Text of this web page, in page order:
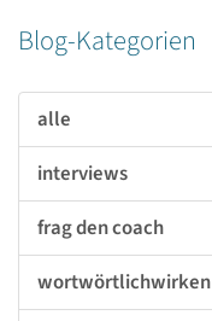
Blog-Kategorien
alle
interviews
frag den coach
wortwörtlichwirken